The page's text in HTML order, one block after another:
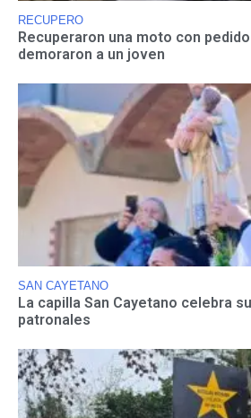
RECUPERO
Recuperaron una moto con
demoraron a un joven
SAN CAYETANO
La capilla San Cayetano celebra
patronales